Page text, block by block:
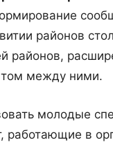
районов
районов,
между ними.
молодые
работающие в